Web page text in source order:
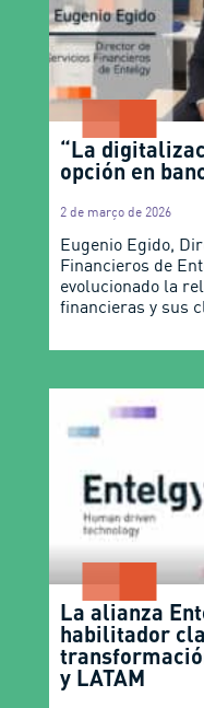
“La
opción en
2 de março de 2026
Eugenio Egido,
Financieros de
evolucionado la
financieras y sus
La alianza
habilitador
y LATAM